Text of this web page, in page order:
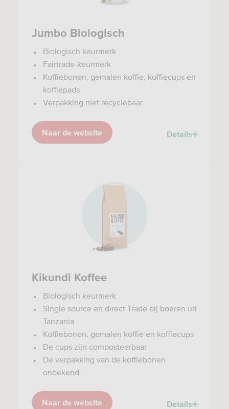
Jumbo Biologisch
Biologisch keurmerk
Fairtrade-keurmerk
Koffiebonen, gemalen koffie, koffiecups en
koffiepads
Verpakking niet recyclebaar
Naar de website Details
Kikundi Koffee
Biologisch keurmerk
Single source en direct Trade bij boeren uit
Tanzania
Koffiebonen, gemalen koffie en koffiecups
De cups zijn composteerbaar
De verpakking van de koffiebonen
onbekend
Naar de website Details